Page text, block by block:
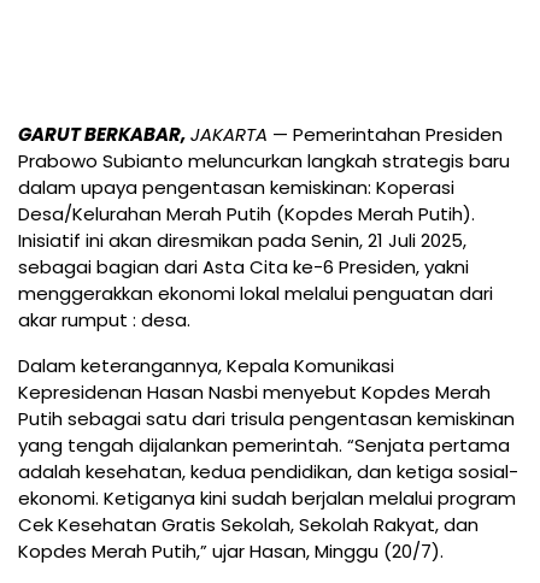
GARUT BERKABAR,JAKARTA — Pemerintahan Presiden
Prabowo Subianto meluncurkan langkah strategis baru
dalam upaya pengentasan kemiskinan: Koperasi
Desa/Kelurahan Merah Putih (Kopdes Merah Putih).
Inisiatif ini akan diresmikan pada Senin, 21 Juli 2025,
sebagai bagian dari Asta Cita ke-6 Presiden, yakni
menggerakkan ekonomi lokal melalui penguatan dari
akar rumput : desa.
Dalam keterangannya, Kepala Komunikasi
Kepresidenan Hasan Nasbi menyebut Kopdes Merah
Putih sebagai satu dari trisula pengentasan kemiskinan
yang tengah dijalankan pemerintah. “Senjata pertama
adalah kesehatan, kedua pendidikan, dan ketiga sosial-
ekonomi. Ketiganya kini sudah berjalan melalui program
Cek Kesehatan Gratis Sekolah, Sekolah Rakyat, dan
Kopdes Merah Putih,” ujar Hasan, Minggu (20/7).